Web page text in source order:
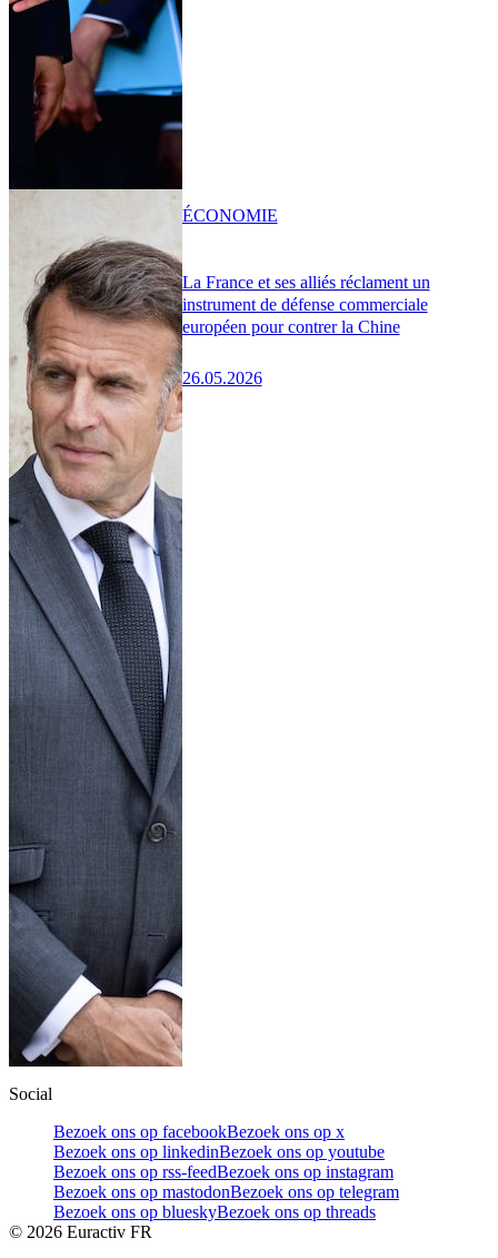
La France et ses alliés réclament un
instrument de défense commerciale
européen pour contrer la Chine
26.05.2026
ÉCONOMIE
Social
Bezoek ons op facebookBezoek ons op x
Bezoek ons op linkedinBezoek ons op youtube
Bezoek ons op rss-feedBezoek ons op instagram
Bezoek ons op mastodonBezoek ons op telegram
Bezoek ons op blueskyBezoek ons op threads
© 2026 Euractiv FR